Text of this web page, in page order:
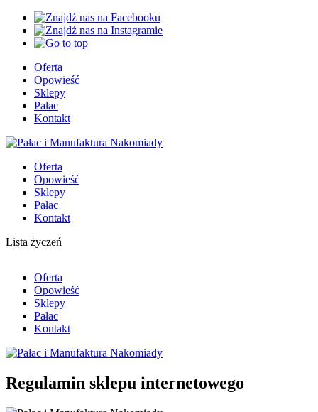
Oferta
Opowieść
Sklepy
Pałac
Kontakt
Oferta
Opowieść
Sklepy
Pałac
Kontakt
Lista życzeń
Oferta
Opowieść
Sklepy
Pałac
Kontakt
Regulamin sklepu internetowego